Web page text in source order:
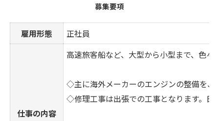
募集要項
雇用形態 正社員
仕事の内容
高速旅客船など、大型から小型まで、色々
◇主に海外メーカーのエンジンの整備を、
◇修理工事は出張での工事となります。日